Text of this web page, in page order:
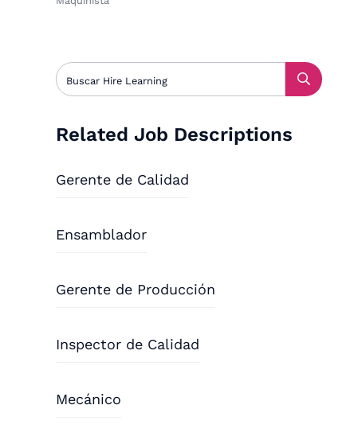
Related Job Descriptions
Gerente de Calidad
Ensamblador
Gerente de Producción
Inspector de Calidad
Mecánico